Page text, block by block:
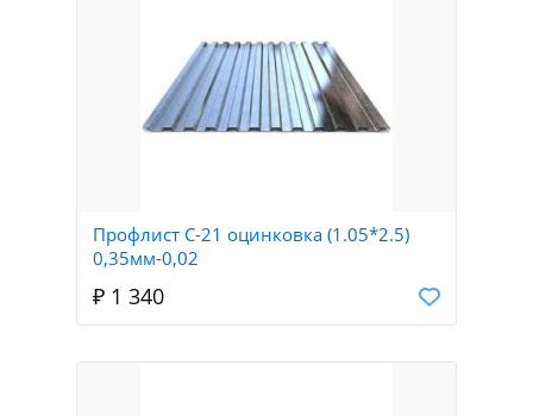
Профлист С-21 оцинковка (1.05*2.5)
0,35мм-0,02
₽ 1 340